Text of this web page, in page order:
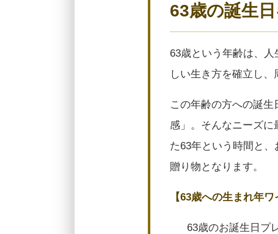
63歳の誕生
63歳という年齢は、
しい生き方を確立し、
この年齢の方への誕
感」。そんなニーズ
た63年という時間と
贈り物となります。
【63歳への生まれ年
63歳のお誕生日プ